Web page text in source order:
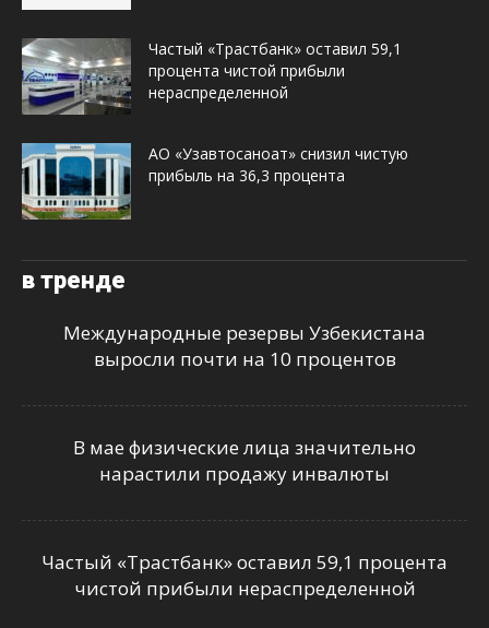
Частый «Трастбанк» оставил 59,1
процента чистой прибыли
нераспределенной
АО «Узавтосаноат» снизил чистую
прибыль на 36,3 процента
в тренде
Международные резервы Узбекистана
выросли почти на 10 процентов
В мае физические лица значительно
нарастили продажу инвалюты
Частый «Трастбанк» оставил 59,1 процента
чистой прибыли нераспределенной